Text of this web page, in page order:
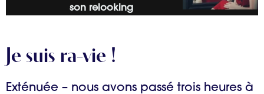
son relooking
Je suis ra-vie !
Exténuée – nous avons passé trois heures à